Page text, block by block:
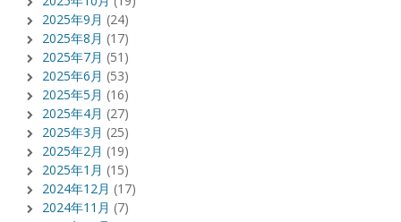
2025年9月 (24)
2025年8月 (17)
2025年7月 (51)
2025年6月 (53)
2025年5月 (16)
2025年4月 (27)
2025年3月 (25)
2025年2月 (19)
2025年1月 (15)
2024年12月 (17)
2024年11月 (7)